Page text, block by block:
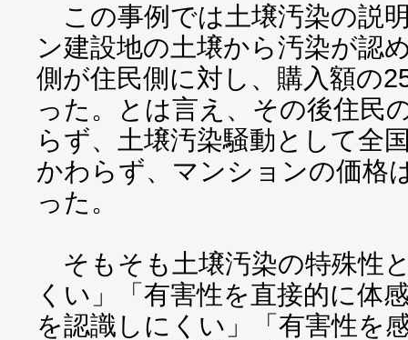
この事例では土壌汚染の説
ン建設地の土壌から汚染が認
側が住民側に対し、購入額の
った。とは言え、その後住民
らず、土壌汚染騒動として全
かわらず、マンションの価格
った。
そもそも土壌汚染の特殊性
くい」「有害性を直接的に体
を認識しにくい」「有害性を